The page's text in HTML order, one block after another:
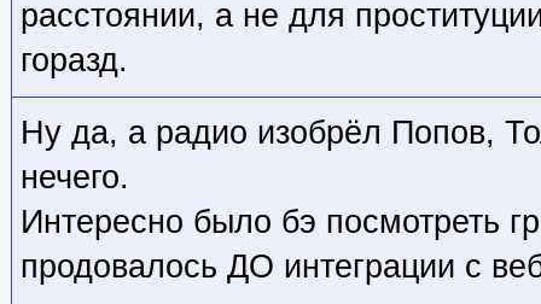
расстоянии, а не для
горазд.
Ну да, а радио изобрёл Попов,
нечего.
Интересно было бэ посмотреть
продовалось ДО интеграции с